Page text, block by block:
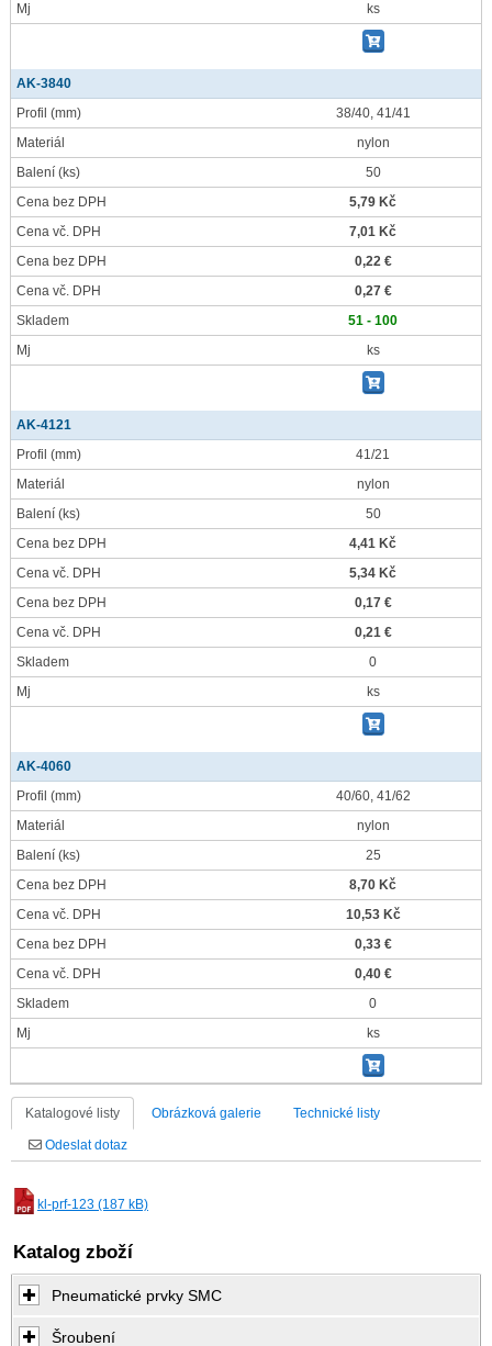
Mj
ks
AK-3840
Profil (mm)
38/40, 41/41
Materiál
nylon
Balení (ks)
50
Cena bez DPH
5,79 Kč
Cena vč. DPH
7,01 Kč
Cena bez DPH
0,22 €
Cena vč. DPH
0,27 €
Skladem
51 - 100
Mj
ks
AK-4121
Profil (mm)
41/21
Materiál
nylon
Balení (ks)
50
Cena bez DPH
4,41 Kč
Cena vč. DPH
5,34 Kč
Cena bez DPH
0,17 €
Cena vč. DPH
0,21 €
Skladem
0
Mj
ks
AK-4060
Profil (mm)
40/60, 41/62
Materiál
nylon
Balení (ks)
25
Cena bez DPH
8,70 Kč
Cena vč. DPH
10,53 Kč
Cena bez DPH
0,33 €
Cena vč. DPH
0,40 €
Skladem
0
Mj
ks
Katalogové listy Obrázková galerie Technické listy
Odeslat dotaz
kl-prf-123 (187 kB)
Katalog zboží
Pneumatické prvky SMC
Šroubení